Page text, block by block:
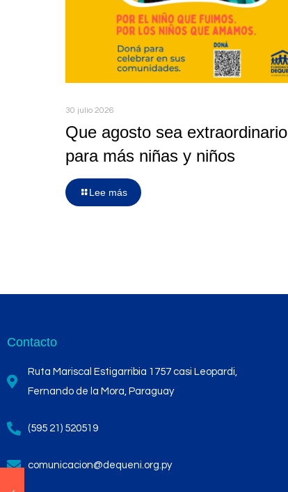
30 julio 2026
Que agosto sea extraordinario
para más niñas y niños
Lee más
Contacto
Ruta Mariscal Estigarribia 1757 casi Leopardi,
Fernando de la Mora, Paraguay
(595 21) 520519
comunicacion@dequeni.org.py